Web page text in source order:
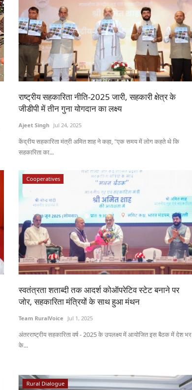
राष्ट्रीय सहकारिता नीति-2025 जारी, सहकारी क्षेत्र के
जीडीपी में तीन गुना योगदान का लक्ष्य
Ajeet Singh Jul 24, 2025
केंद्रीय सहकारिता मंत्री अमित शाह ने कहा, "एक समय में लोग कहते थे कि
सहकारिता का...
Cooperatives
स्वतंत्रता शताब्दी तक आदर्श कोऑपरेटिव स्टेट बनाने पर
जोर, सहकारिता मंत्रियों के साथ हुआ मंथन
Team RuralVoice Jul 1, 2025
अंतरराष्ट्रीय सहकारिता वर्ष - 2025 के उपलक्ष्य में आयोजित इस बैठक में देश भर
के...
Rural Dialogue